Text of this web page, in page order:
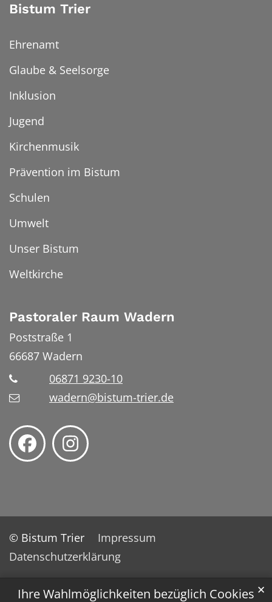
Ihre Wahlmöglichkeiten bezüglich Cookies ✕
Bistum Trier
Ehrenamt
Glaube & Seelsorge
Inklusion
Jugend
Kirchenmusik
Prävention im Bistum
Schulen
Umwelt
Unser Bistum
Weltkirche
Pastoraler Raum Wadern
Poststraße 1
66687 Wadern
06871 9230-10
wadern@bistum-trier.de
© Bistum Trier
Impressum
Datenschutzerklärung